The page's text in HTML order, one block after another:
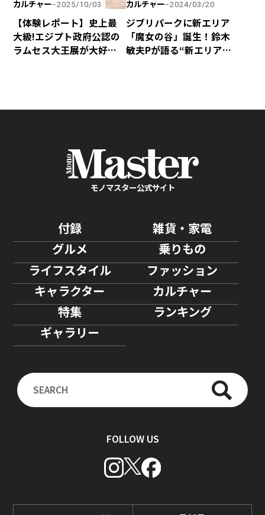
カルチャー 2025/10/03
【体験レポート】史上最
大級!エジプト政府公認の
ラムセス大王展が大好評
カルチャー 2024/03/20
ジブリパークに新エリア
「魔女の谷」誕生！鈴木
敏夫Pが語る“新エリアの
モノマスター公式サイト
付録
雑貨・家電
グルメ
乗りもの
ライフスタイル
ファッション
キャラクター
カルチャー
特集
ランキング
ギャラリー
FOLLOW US